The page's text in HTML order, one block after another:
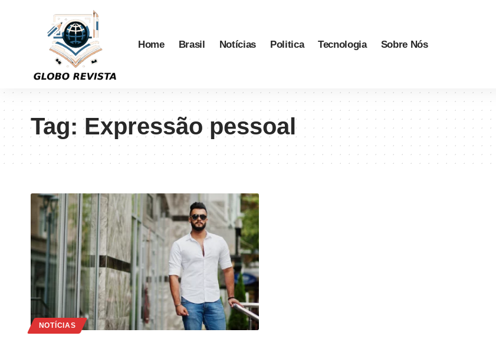
Home Brasil Notícias Politica Tecnologia Sobre Nós
Tag:Expressão pessoal
NOTÍCIAS